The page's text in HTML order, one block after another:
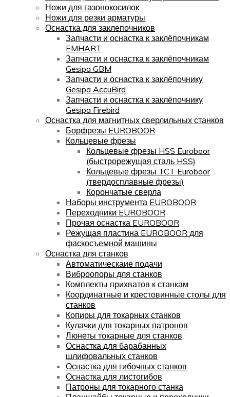
Ножи для газонокосилок
Ножи для резки арматуры
Оснастка для заклепочников
Запчасти и оснастка к заклёпочникам
EMHART
Запчасти и оснастка к заклёпочникам
Gesipa GBM
Запчасти и оснастка к заклёпочнику
Gesipa AccuBird
Запчасти и оснастка к заклёпочнику
Gesipa Firebird
Оснастка для магнитных сверлильных станков
Борфрезы EUROBOOR
Кольцевые фрезы
Кольцевые фрезы HSS Euroboor
(быстрорежущая сталь HSS)
Кольцевые фрезы TCT Euroboor
(твердосплавные фрезы)
Корончатые сверла
Наборы инструмента EUROBOOR
Переходники EUROBOOR
Прочая оснастка EUROBOOR
Режущая пластина EUROBOOR для
фаскосъемной машины
Оснастка для станков
Автоматическаие подачи
Виброопоры для станков
Комплекты прихватов к станкам
Координатные и крестовинные столы для
станков
Копиры для токарных станков
Кулачки для токарных патронов
Люнеты токарные для станков
Оснастка для барабанных
шлифовальных станков
Оснастка для гибочных станков
Оснастка для листогибов
Патроны для токарного станка